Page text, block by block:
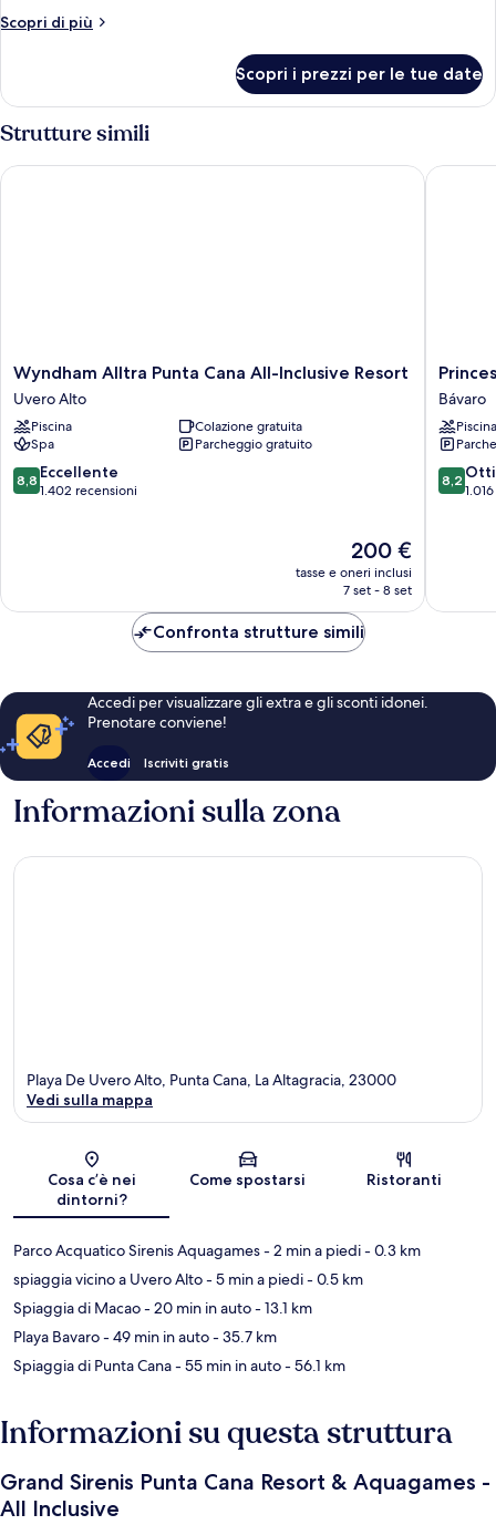
Scopri di più
Altri
(RENOVATED)
Scopri i prezzi per le tue date
Strutture simili
Wyndham
Alltra
Punta
Cana
All-
Inclusive
Resort
Wyndham Alltra Punta Cana All-Inclusive Resort
Uvero Alto
Piscina
Colazione gratuita
Spa
Parcheggio gratuito
8.8
su
8,8 Eccellente
1.402 recensioni
Il
prezzo
attuale
200 €
200 €
tasse e oneri inclusi
7 set - 8 set
Wyndham Alltra Punta Cana All-Inclusive Resort
Princess
Family
Club
Bavaro
-
All
Inclusive
Bávaro
Piscina
8.2
su
8,2
Confronta strutture simili
Accedi per visualizzare gli extra e gli sconti idonei.
Prenotare conviene!
Accedi Iscriviti gratis
Informazioni sulla zona
Mappa
Playa De Uvero Alto, Punta Cana, La Altagracia, 23000
Vedi sulla mappa
Cosa c’è nei
dintorni?
Come spostarsi Ristoranti
Parco Acquatico Sirenis Aquagames- 2 min a piedi- 0.3 km
spiaggia vicino a Uvero Alto- 5 min a piedi- 0.5 km
Spiaggia di Macao- 20 min in auto- 13.1 km
Playa Bavaro- 49 min in auto- 35.7 km
Spiaggia di Punta Cana- 55 min in auto- 56.1 km
Informazioni su questa struttura
Grand Sirenis Punta Cana Resort & Aquagames -
All Inclusive